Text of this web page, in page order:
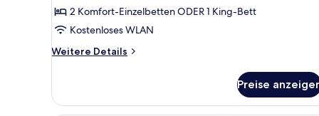
2 Komfort-Einzelbetten ODER 1 King-Bett
Kostenloses WLAN
Weitere Details
Weitere
Suite
Preise